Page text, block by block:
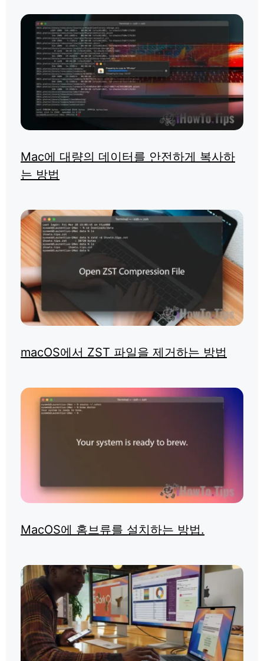
Mac에 대량의 데이터를 안전하게 복사하
는 방법
macOS에서 ZST 파일을 제거하는 방법
MacOS에 홈브류를 설치하는 방법.